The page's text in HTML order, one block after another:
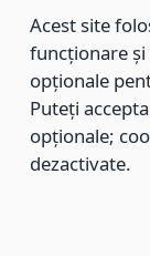
Municipal
564/
Titlu:
care s-a
Acest site
funcționare
opționale
Puteți
opționale;
dezactivate.